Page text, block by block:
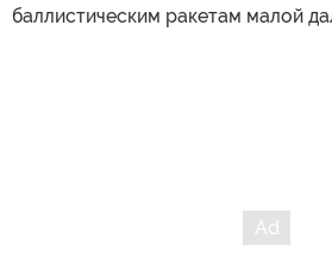
баллистическим ракетам малой